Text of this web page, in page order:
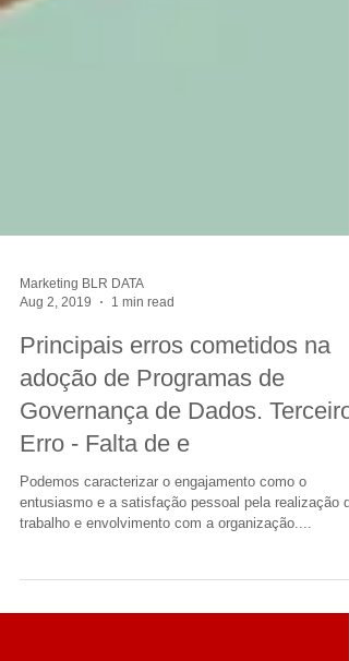
Marketing BLR DATA
Aug 2, 2019
1 min read
Principais erros cometidos na
adoção de Programas de
Governança de Dados. Terceiro
Erro - Falta de e
entusiasmo e a satisfação pessoal pela realização